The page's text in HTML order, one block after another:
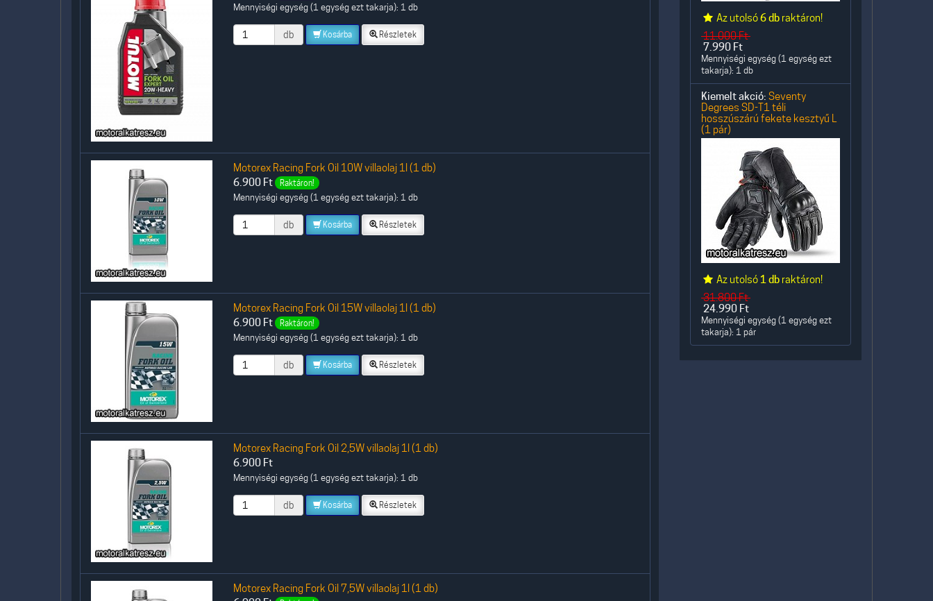
Mennyiségi egység (1 egység ezt takarja): 1 db
db Kosárba Részletek
Motorex Racing Fork Oil 10W villaolaj 1l (1 db)
6.900 Ft Raktáron!
Mennyiségi egység (1 egység ezt takarja): 1 db
db Kosárba Részletek
Motorex Racing Fork Oil 15W villaolaj 1l (1 db)
6.900 Ft Raktáron!
Mennyiségi egység (1 egység ezt takarja): 1 db
db Kosárba Részletek
Motorex Racing Fork Oil 2,5W villaolaj 1l (1 db)
6.900 Ft
Mennyiségi egység (1 egység ezt takarja): 1 db
db Kosárba Részletek
Motorex Racing Fork Oil 7,5W villaolaj 1l (1 db)
Az utolsó6 db raktáron!
11.000Ft
7.990 Ft
Mennyiségi egység (1 egység ezt
takarja): 1 db
Kiemelt akció: Seventy
Degrees SD-T1 téli
hosszúszárú fekete kesztyű L
(1 pár)
Az utolsó 1 db raktáron!
31.800Ft
24.990 Ft
Mennyiségi egység (1 egység ezt
takarja): 1 pár